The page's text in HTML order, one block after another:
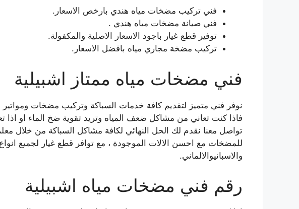
فني تركيب مضخات مياه هندي بارخص الاسعار.
فني صيانة مضخات مياه هندي .
توفير قطع غيار باجود الاسعار الاصلية والمكفولة.
تركيب مضخة مجاري مياه بافضل الاسعار.
فني مضخات مياه ممتاز اشبيلية
نوفر فني متميز لتقديم كافة خدمات السباكة وتركيب مضخات ومواتير
فاذا كنت تعاني من مشاكل ضعف المياه وتريد تقوية ضخ الماء او
تواصل معنا نقدم لك الحل النهائي لكافة مشاكل السباكة من خلال
للمضخات مع احسن الالات الموجودة ، مع توافر قطع غيار لجميع
والاسبانيوالالماني.
رقم فني مضخات مياه اشبيلية